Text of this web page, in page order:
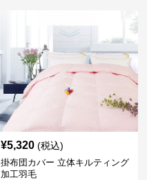
¥5,320 (税込)
掛布団カバー 立体キルティング
加工羽毛